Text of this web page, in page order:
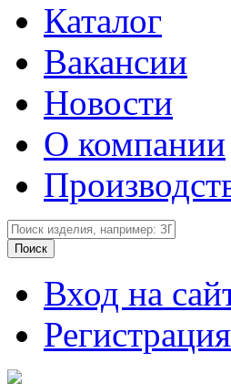
Каталог
Вакансии
Новости
О компании
Вход на
Регистрация